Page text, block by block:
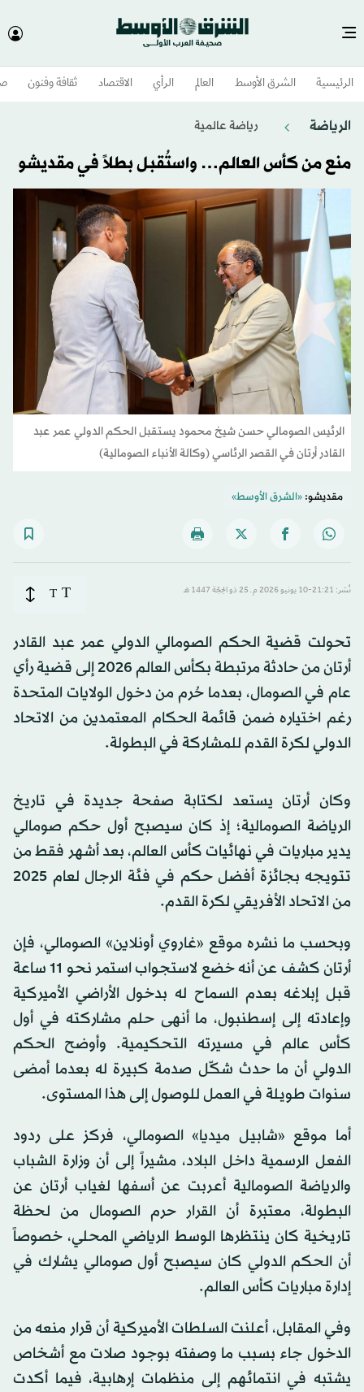
الرئيسية الشرق الأوسط​ العالم الرأي الاقتصاد ثقافة وفنون
الرياضة رياضة عالمية
منع من كأس العالم… واستُقبل بطلاً في مقديشو
الرئيس الصومالي حسن شيخ محمود يستقبل الحكم الدولي عمر عبد
القادر أرتان في القصر الرئاسي (وكالة الأنباء الصومالية)
مقديشو:«الشرق الأوسط»
نُشر: 21:21-10 يونيو 2026 م ـ 25 ذو الحِجّة 1447 هـ T
T
تحولت قضية الحكم الصومالي الدولي عمر عبد القادر
أرتان من حادثة مرتبطة بكأس العالم 2026 إلى قضية رأي
عام في الصومال، بعدما حُرم من دخول الولايات المتحدة
رغم اختياره ضمن قائمة الحكام المعتمدين من الاتحاد
الدولي لكرة القدم للمشاركة في البطولة.
وكان أرتان يستعد لكتابة صفحة جديدة في تاريخ
الرياضة الصومالية؛ إذ كان سيصبح أول حكم صومالي
يدير مباريات في نهائيات كأس العالم، بعد أشهر فقط من
تتويجه بجائزة أفضل حكم في فئة الرجال لعام 2025
من الاتحاد الأفريقي لكرة القدم.
وبحسب ما نشره موقع «غاروي أونلاين» الصومالي، فإن
أرتان كشف عن أنه خضع لاستجواب استمر نحو 11 ساعة
قبل إبلاغه بعدم السماح له بدخول الأراضي الأميركية
وإعادته إلى إسطنبول، ما أنهى حلم مشاركته في أول
كأس عالم في مسيرته التحكيمية. وأوضح الحكم
الدولي أن ما حدث شكّل صدمة كبيرة له بعدما أمضى
سنوات طويلة في العمل للوصول إلى هذا المستوى.
أما موقع «شابيل ميديا» الصومالي، فركز على ردود
الفعل الرسمية داخل البلاد، مشيراً إلى أن وزارة الشباب
والرياضة الصومالية أعربت عن أسفها لغياب أرتان عن
البطولة، معتبرة أن القرار حرم الصومال من لحظة
تاريخية كان ينتظرها الوسط الرياضي المحلي، خصوصاً
أن الحكم الدولي كان سيصبح أول صومالي يشارك في
إدارة مباريات كأس العالم.
وفي المقابل، أعلنت السلطات الأميركية أن قرار منعه من
الدخول جاء بسبب ما وصفته بوجود صلات مع أشخاص
يشتبه في انتمائهم إلى منظمات إرهابية، فيما أكدت